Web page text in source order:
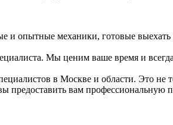
опытные механики, готовые выехать
Мы ценим ваше время и
в Москве и области. Это не
предоставить вам